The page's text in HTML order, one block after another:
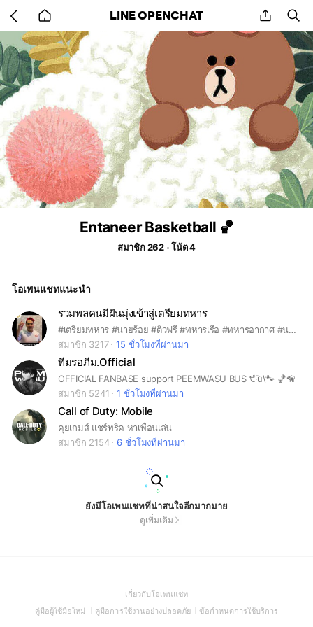
back
to
home
LINE OPENCHAT share
Entaneer Basketball 🏀
สมาชิก 262 โน้ต 4
โอเพนแชทแนะนำ
รวมพลคนมีฝันมุ่งเข้าสู่เตรียมทหาร
#เตรียมทหาร #นายร้อย #ติวฟรี #ทหารเรือ #ทหารอากาศ #นายสิบ
สมาชิก 3217
15 ชั่วโมงที่ผ่านมา
ทีมรอภีม.Official
OFFICIAL FANBASE support PEEMWASU BUS ੯‧̀͡u\🐾 🏀🦮
สมาชิก 5241
1 ชั่วโมงที่ผ่านมา
Call of Duty: Mobile
คุยเกมส์ แชร์ทริค หาเพื่อนเล่น
สมาชิก 2154
6 ชั่วโมงที่ผ่านมา
ยังมีโอเพนแชทที่น่าสนใจอีกมากมาย
ดูเพิ่มเติม
เกี่ยวกับโอเพนแชท(Open
in
คู่มือผู้ใช้มือใหม่
(Open
คู่มือการใช้งานอย่างปลอดภัย(Open
ข้อกำหนดการใช้บริการ(Open